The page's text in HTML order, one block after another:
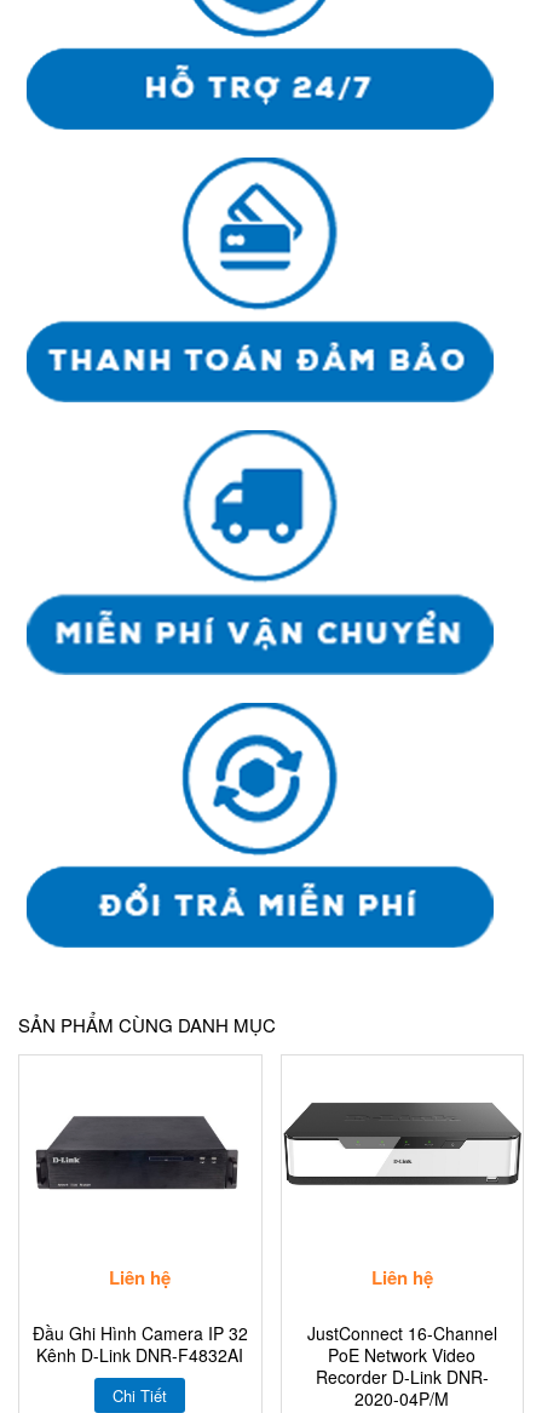
SẢN PHẨM CÙNG DANH MỤC
Liên hệ
Đầu Ghi Hình Camera IP 32
Kênh D-Link DNR-F4832AI
Chi Tiết
Liên hệ
JustConnect 16-Channel
PoE Network Video
Recorder D-Link DNR-
2020-04P/M